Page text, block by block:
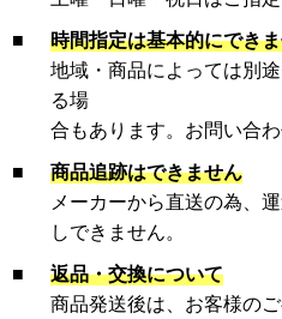
■
時間指定は基本的にでき
地域・商品によっては別
る場
合もあります。お問い合わ
■
商品追跡はできません
メーカーから直送の為、
しできません。
■
返品・交換について
商品発送後は、お客様の